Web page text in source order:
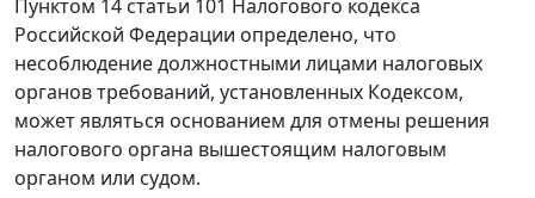
Пунктом 14 статьи 101 Налогового кодекса
Российской Федерации определено, что
несоблюдение должностными лицами налоговых
органов требований, установленных Кодексом,
может являться основанием для отмены решения
налогового органа вышестоящим налоговым
органом или судом.